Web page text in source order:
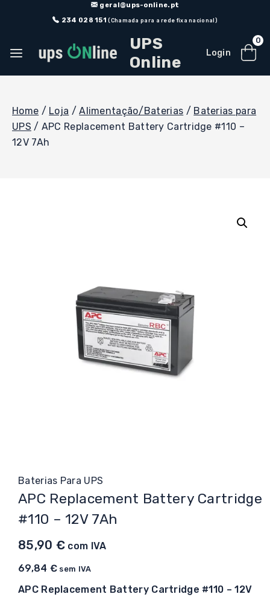
geral@ups-online.pt
234 028 151 (Chamada para a rede fixa nacional)
UPS
Online
Login
0
Home / Loja / Alimentação/Baterias / Baterias para
UPS / APC Replacement Battery Cartridge #110 –
12V 7Ah
Baterias Para UPS
APC Replacement Battery Cartridge
#110 – 12V 7Ah
85,90 € com IVA
69,84 € sem IVA
APC Replacement Battery Cartridge #110 – 12V